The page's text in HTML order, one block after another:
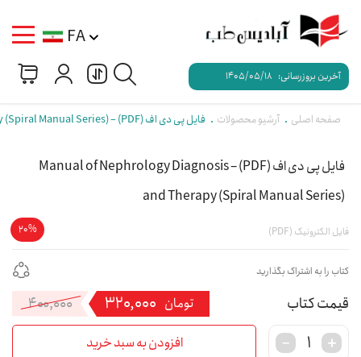
آخرین بروزرسانی: 1405/05/18
FA
صفحه اصلی آرشیو محصولات فایل پی دی اف (PDF) – Manual of Nephrology Diagnosis and Therapy (Spiral Manual Series)
فایل پی دی اف (PDF) – Manual of Nephrology Diagnosis
and Therapy (Spiral Manual Series)
20% فایل الکترونیک (PDF)
کتاب را به اشتراک بگذارید
۴۰۰,۰۰۰ ۳۲۰,۰۰۰ تومان
افزودن به سبد خرید